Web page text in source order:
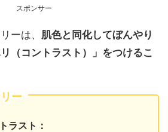
スポンサー
ーは、 肌色と同化してぼんやり
（コントラスト）」をつけるこ
ー
ラスト：